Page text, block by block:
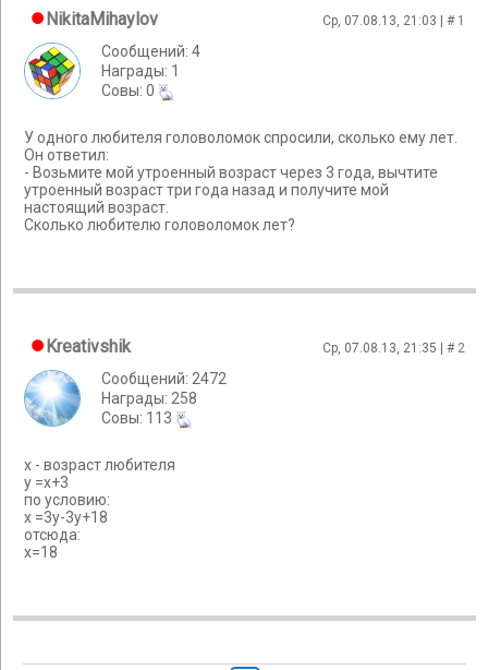
NikitaMihaylov Ср, 07.08.13, 21:03 | # 1
Сообщений: 4
Награды: 1
Cовы: 0
У одного любителя головоломок спросили, сколько ему лет.
Он ответил:
- Возьмите мой утроенный возраст через 3 года, вычтите
утроенный возраст три года назад и получите мой
настоящий возраст.
Сколько любителю головоломок лет?
Kreativshik Ср, 07.08.13, 21:35 | # 2
Сообщений: 2472
Награды: 258
Cовы: 113
х - возраст любителя
у =х+3
по условию:
х =3у-3у+18
отсюда:
х=18